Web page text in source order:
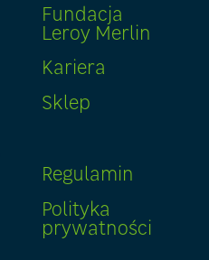
Fundacja
Leroy Merlin
Kariera
Sklep
Regulamin
Polityka
prywatności